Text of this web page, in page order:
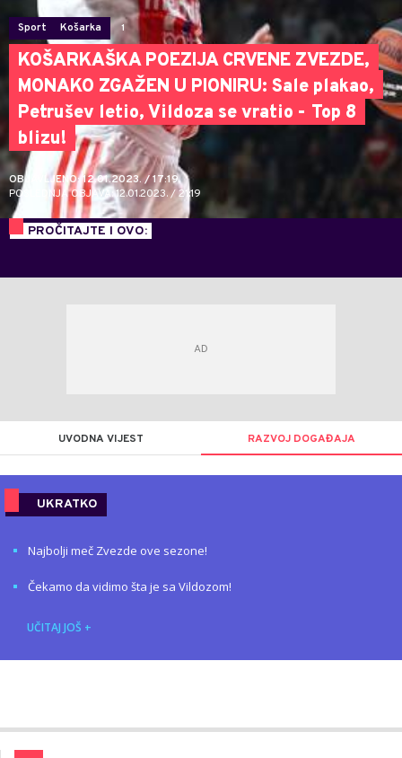
Sport Košarka 1
KOŠARKAŠKA POEZIJA CRVENE ZVEZDE,
MONAKO ZGAŽEN U PIONIRU: Sale plakao,
Petrušev letio, Vildoza se vratio - Top 8
blizu!
OBJAVLJENO: 12.01.2023. / 17:19
POSLEDNJA OBJAVA: 12.01.2023. / 21:19
PROČITAJTE I OVO:
UVODNA VIJEST RAZVOJ DOGAĐAJA
UKRATKO
Najbolji meč Zvezde ove sezone!
Čekamo da vidimo šta je sa Vildozom!
UČITAJ JOŠ +